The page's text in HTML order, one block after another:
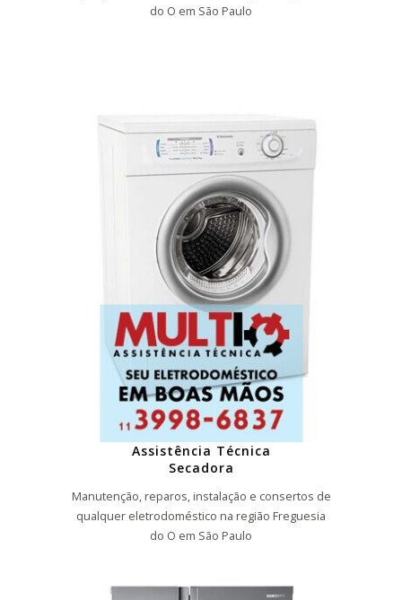
do O em São Paulo
Assistência Técnica
Secadora
Manutenção, reparos, instalação e consertos de
qualquer eletrodoméstico na região Freguesia
do O em São Paulo